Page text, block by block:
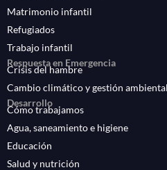
Matrimonio infantil
Refugiados
Trabajo infantil
Respuesta en Emergencia
Crisis del hambre
Cambio climático y gestión ambiental
Desarrollo
Cómo trabajamos
Agua, saneamiento e higiene
Educación
Salud y nutrición